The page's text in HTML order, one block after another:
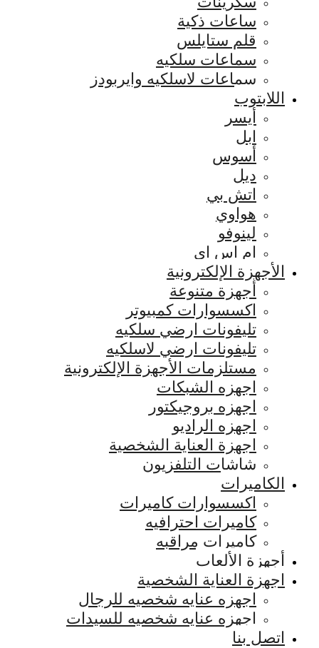
ساعات ذكية
قلم ستايلس
سماعات سلكيه
سماعات لاسلكيه وايربودز
اللابتوب
أيسر
ابل
أسوس
ديل
اتش بي
هواوي
لينوفو
ام اس اي
الأجهزة الإلكترونية
أجهزة متنوعة
اكسسوارات كمبيوتر
تليفونات ارضي سلكيه
تليفونات ارضي لاسلكيه
مستلزمات الأجهزة الإلكترونية
اجهزه الشبكات
اجهزه بروجيكتور
اجهزه الراديو
اجهزة العناية الشخصية
شاشات التلفزيون
الكاميرات
اكسسوارات كاميرات
كاميرات احترافيه
كاميرات مراقبه
أجهزة الألعاب
اجهزة العناية الشخصية
اجهزه عنايه شخصيه للرجال
اجهزه عنايه شخصيه للسيدات
اتصل بنا